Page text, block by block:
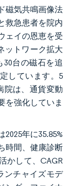
磁気共鳴画像法
救急患者を院内
ェイの恩恵を受
ットワーク拡大
30台の磁石を追
しています。5
院は、通貨変動
を強化していま
年に35.85%
時間、健康診断
かして、CAGR
ンチャイズモデ